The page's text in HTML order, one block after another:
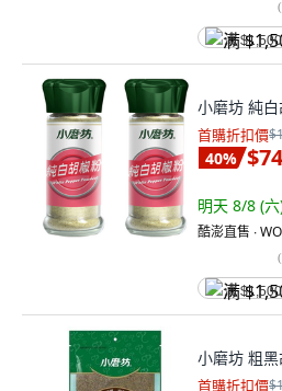
(
满
小磨坊 純
首購折扣價
40% $74
明天 8/8 (
酷澎直售 ∙
(
满
小磨坊 粗
首購折扣價